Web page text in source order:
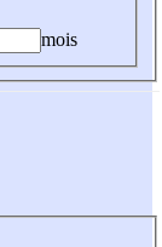
mois